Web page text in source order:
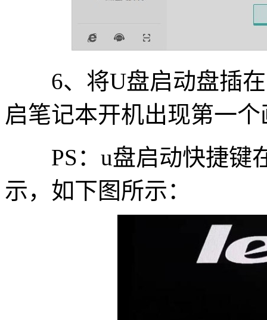
6、将U盘启动盘插在
启笔记本开机出现第一
PS：u盘启动快捷键
示，如下图所示：